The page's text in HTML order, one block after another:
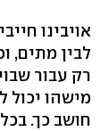
אויבינו
לבין מתים,
רק עבור
מישהו יכול
חושב כך.